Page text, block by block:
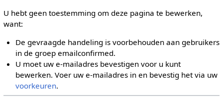
U hebt geen toestemming om deze pagina te bewerken,
want:
De gevraagde handeling is voorbehouden aan gebruikers
in de groep emailconfirmed.
U moet uw e-mailadres bevestigen voor u kunt
bewerken. Voer uw e-mailadres in en bevestig het via uw
voorkeuren.